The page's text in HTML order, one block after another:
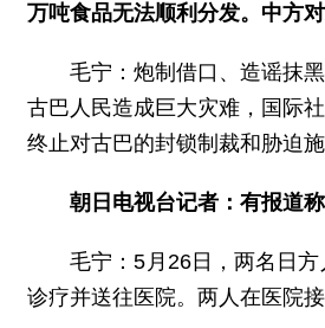
万吨食品无法顺利分发。中方
毛宁：炮制借口、造谣抹
古巴人民造成巨大灾难，国际
终止对古巴的封锁制裁和胁迫施
朝日电视台记者：有报道
毛宁：5月26日，两名日
诊疗并送往医院。两人在医院